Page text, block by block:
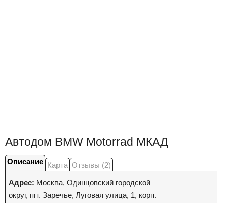
Автодом BMW Motorrad МКАД
Описание Карта Отзывы (2)
Адрес: Москва, Одинцовский городской
округ, пгт. Заречье, Луговая улица, 1, корп.